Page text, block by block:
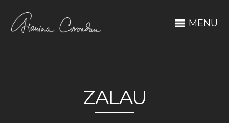
MENU
ZALAU